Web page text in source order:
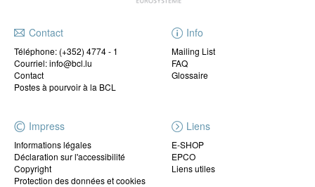
Contact
Téléphone: (+352) 4774 - 1
Courriel: info@bcl.lu
Contact
Postes à pourvoir à la BCL
Info
Mailing List
FAQ
Glossaire
Impress
Informations légales
Déclaration sur l'accessibilité
Copyright
Protection des données et cookies
Liens
E-SHOP
EPCO
Liens utiles